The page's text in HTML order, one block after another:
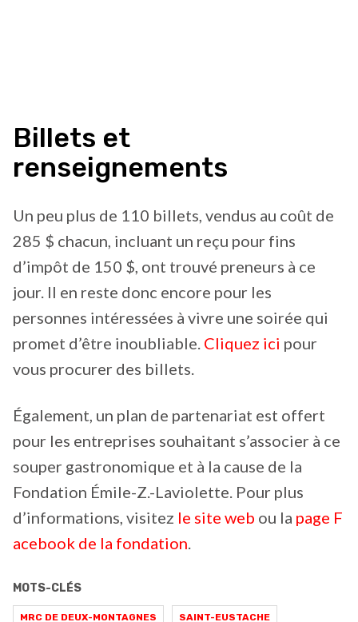
Billets et
renseignements
Un peu plus de 110 billets, vendus au coût de
285 $ chacun, incluant un reçu pour fins
d’impôt de 150 $, ont trouvé preneurs à ce
jour. Il en reste donc encore pour les
personnes intéressées à vivre une soirée qui
promet d’être inoubliable. Cliquez ici pour
vous procurer des billets.
Également, un plan de partenariat est offert
pour les entreprises souhaitant s’associer à ce
souper gastronomique et à la cause de la
Fondation Émile-Z.-Laviolette. Pour plus
d’informations, visitez le site web ou la page F
acebook de la fondation.
MOTS-CLÉS
MRC DE DEUX-MONTAGNES SAINT-EUSTACHE